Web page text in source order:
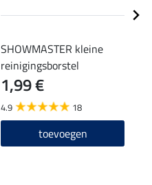
SHOWMASTER kleine
reinigingsborstel
1,99 €
4.9 18
toevoegen